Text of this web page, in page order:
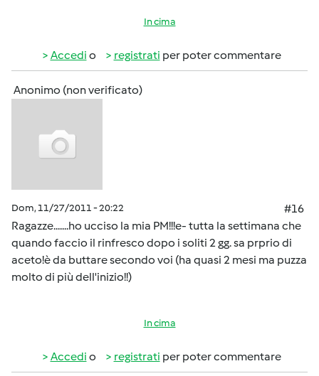
In cima
Accedi o registrati per poter commentare
Anonimo (non verificato)
Dom, 11/27/2011 - 20:22
#16
Ragazze.......ho ucciso la mia PM!!!e- tutta la settimana che
quando faccio il rinfresco dopo i soliti 2 gg. sa prprio di
aceto!è da buttare secondo voi (ha quasi 2 mesi ma puzza
molto di più dell'inizio!!)
In cima
Accedi o registrati per poter commentare